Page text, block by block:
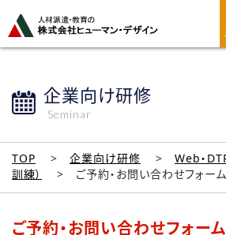
企業向け研修
Seminar
TOP 企業向け研修
Web・
訓練）
ご予約・お問い合わせフォーム
ご予約・お問い合わせフォーム
ジ
ト